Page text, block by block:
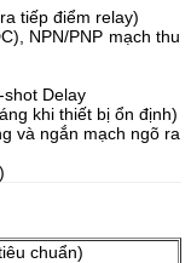
tiếp điểm relay)
NPN/PNP mạch thu
Delay
khi thiết bị ổn định)
và ngắn mạch ngõ ra
chuẩn)